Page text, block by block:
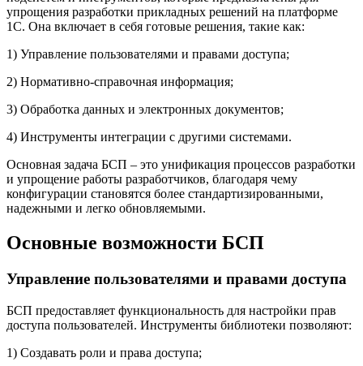
упрощения разработки прикладных решений на платформе
1С. Она включает в себя готовые решения, такие как:
1) Управление пользователями и правами доступа;
2) Нормативно-справочная информация;
3) Обработка данных и электронных документов;
4) Инструменты интеграции с другими системами.
Основная задача БСП – это унификация процессов разработки
и упрощение работы разработчиков, благодаря чему
конфигурации становятся более стандартизированными,
надежными и легко обновляемыми.
Основные возможности БСП
Управление пользователями и правами доступа
БСП предоставляет функциональность для настройки прав
доступа пользователей. Инструменты библиотеки позволяют:
1) Создавать роли и права доступа;